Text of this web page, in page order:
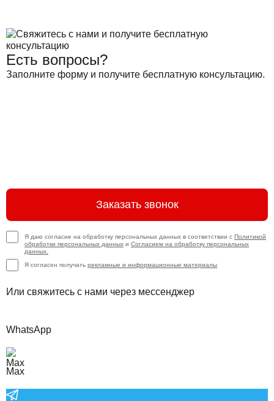
Есть вопросы?
Заполните форму и получите бесплатную консультацию.
Заказать звонок
Я даю согласие на обработку персональных данных в соответствии с Политикой
обработки персональных данных и Согласием на обработку персональных
данных.
Я согласен получать рекламные и информационные материалы
Или свяжитесь с нами через мессенджер
WhatsApp
Max